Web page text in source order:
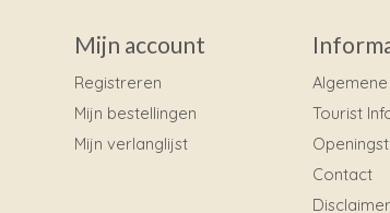
Mijn account
Registreren
Mijn bestellingen
Mijn verlanglijst
Tourist
Contact
Disclaimer